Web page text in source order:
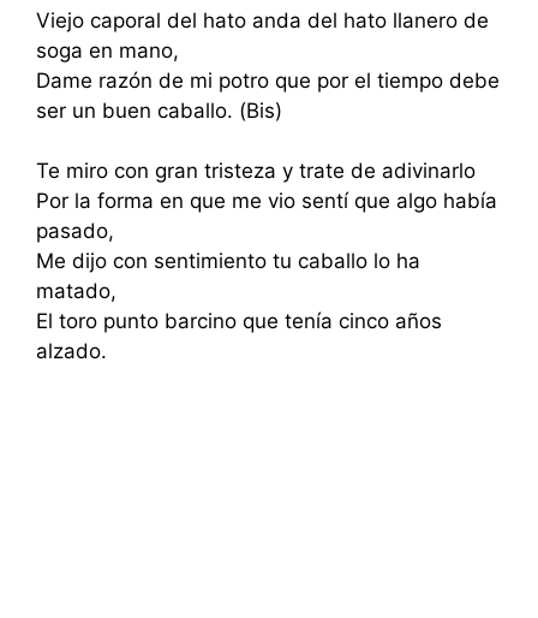
Viejo caporal del hato anda del hato llanero de
soga en mano,
Dame razón de mi potro que por el tiempo debe
ser un buen caballo. (Bis)
Te miro con gran tristeza y trate de adivinarlo
Por la forma en que me vio sentí que algo había
pasado,
Me dijo con sentimiento tu caballo lo ha
matado,
El toro punto barcino que tenía cinco años
alzado.